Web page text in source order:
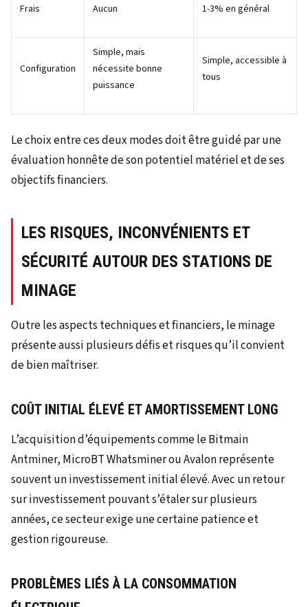
Frais Aucun 1-3% en général
Configuration
Simple, mais
nécessite bonne
puissance
Simple, accessible à
tous
Le choix entre ces deux modes doit être guidé par une
évaluation honnête de son potentiel matériel et de ses
objectifs financiers.
LES RISQUES, INCONVÉNIENTS ET
SÉCURITÉ AUTOUR DES STATIONS DE
MINAGE
Outre les aspects techniques et financiers, le minage
présente aussi plusieurs défis et risques qu’il convient
de bien maîtriser.
COÛT INITIAL ÉLEVÉ ET AMORTISSEMENT LONG
L’acquisition d’équipements comme le Bitmain
Antminer, MicroBT Whatsminer ou Avalon représente
souvent un investissement initial élevé. Avec un retour
sur investissement pouvant s’étaler sur plusieurs
années, ce secteur exige une certaine patience et
gestion rigoureuse.
PROBLÈMES LIÉS À LA CONSOMMATION